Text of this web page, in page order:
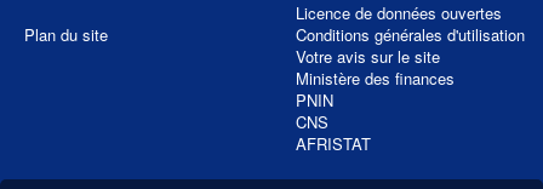
Plan du site
Licence de données ouvertes
Conditions générales d'utilisation
Votre avis sur le site
Ministère des finances
PNIN
CNS
AFRISTAT